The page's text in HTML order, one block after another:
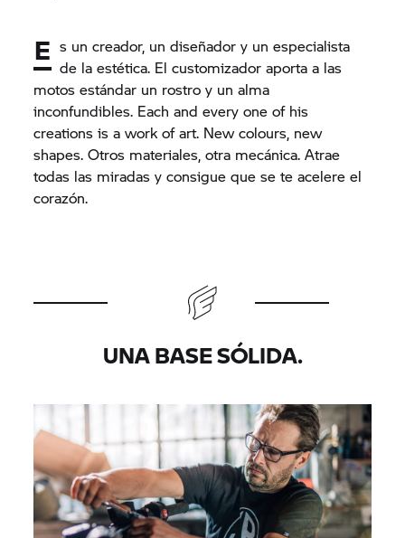
E s un creador, un diseñador y un especialista
de la estética. El customizador aporta a las
motos estándar un rostro y un alma
inconfundibles. Each and every one of his
creations is a work of art. New colours, new
shapes. Otros materiales, otra mecánica. Atrae
todas las miradas y consigue que se te acelere el
corazón.
UNA BASE SÓLIDA.